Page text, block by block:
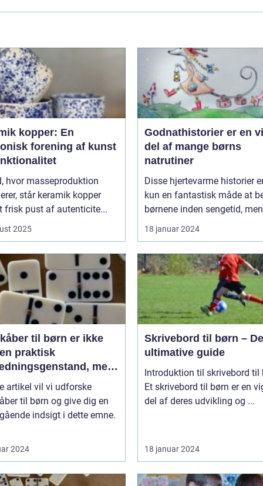
kopper: En
forening af kunst
hvor masseproduktion
står keramik kopper
frisk pust af autenticite...
2025
Godnathistorier er en
del af mange børns
natrutiner
Disse hjertevarme historier
kun en fantastisk måde at
børnene inden sengetid,
18 januar 2024
til børn er ikke
praktisk
men
kilde til hygge og
artikel vil vi udforske
til børn og give dig en
indsigt i dette emne.
2024
Skrivebord til børn –
ultimative guide
Introduktion til skrivebord til
Et skrivebord til børn er en
del af deres udvikling og ...
18 januar 2024